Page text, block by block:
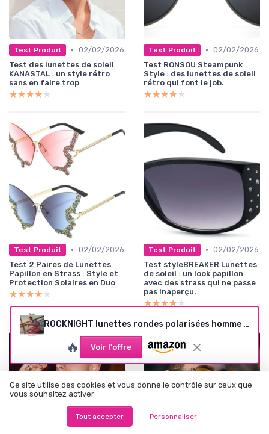
Test Produit • 02/02/2026
Test des lunettes de soleil
KANASTAL : un style rétro
sans en faire trop
★★★★★
★★★★★
Test Produit • 02/02/2026
Test RONSOU Steampunk
Style : des lunettes de soleil
rétro qui font le job.
★★★★★
★★★★★
Test Produit • 02/02/2026
Test 2 Paires de Lunettes
Papillon en Strass : Style et
Protection Solaires en Duo
★★★★★
★★★★★
Test Produit • 02/02/2026
Test styleBREAKER Lunettes
de soleil : un look papillon
avec des strass qui ne passe
pas inaperçu.
★★★★★
★★★★★
ROCKNIGHT lunettes rondes polarisées homme - monture métal noire, verre rouge-orange
🔥 Voir l'offre
Ce site utilise des cookies et vous donne le contrôle sur ceux que
vous souhaitez activer
Tout accepter Personnaliser